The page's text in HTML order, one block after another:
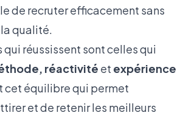
de recruter efficacement sans
qualité.
qui réussissent sont celles qui
réactivité et expérience
cet équilibre qui permet
et de retenir les meilleurs